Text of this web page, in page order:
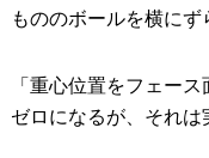
もののボールを横にず
「重心位置をフェー
ゼロになるが、それは